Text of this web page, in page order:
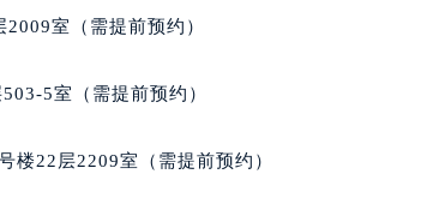
心写字楼A座7楼709室（需提前预约）
心A座907室（需提前预约）
国际金融中心14楼14D（需提前预约）
室（需提前预约）
5室（需提前预约）
楼22层2209室（需提前预约）